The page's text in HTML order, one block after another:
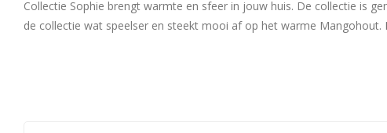
Collectie Sophie brengt warmte en sfeer in jouw huis. De collectie is
de collectie wat speelser en steekt mooi af op het warme